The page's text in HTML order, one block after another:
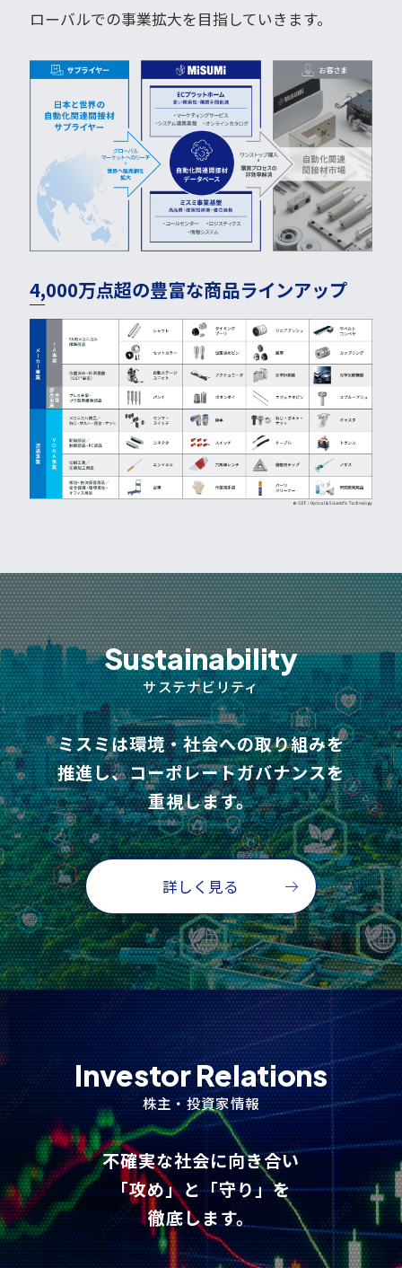
ローバルでの事業拡大を目指していきます。
4,000万点超の豊富な商品ラインアップ
Sustainability
サステナビリティ
ミスミは環境・社会への取り組みを
推進し、コーポレートガバナンスを
重視します。
詳しく見る
Investor Relations
株主・投資家情報
不確実な社会に向き合い
「攻め」と「守り」を
徹底します。